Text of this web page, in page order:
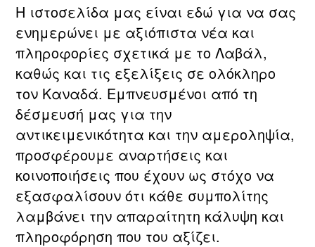
Η ιστοσελίδα μας είναι εδώ για να σας
ενημερώνει με αξιόπιστα νέα και
πληροφορίες σχετικά με τo Λαβάλ,
καθώς και τις εξελίξεις σε ολόκληρο
τον Καναδά. Εμπνευσμένοι από τη
δέσμευσή μας για την
αντικειμενικότητα και την αμεροληψία,
προσφέρουμε αναρτήσεις και
κοινοποιήσεις που έχουν ως στόχο να
εξασφαλίσουν ότι κάθε συμπολίτης
λαμβάνει την απαραίτητη κάλυψη και
πληροφόρηση που του αξίζει.